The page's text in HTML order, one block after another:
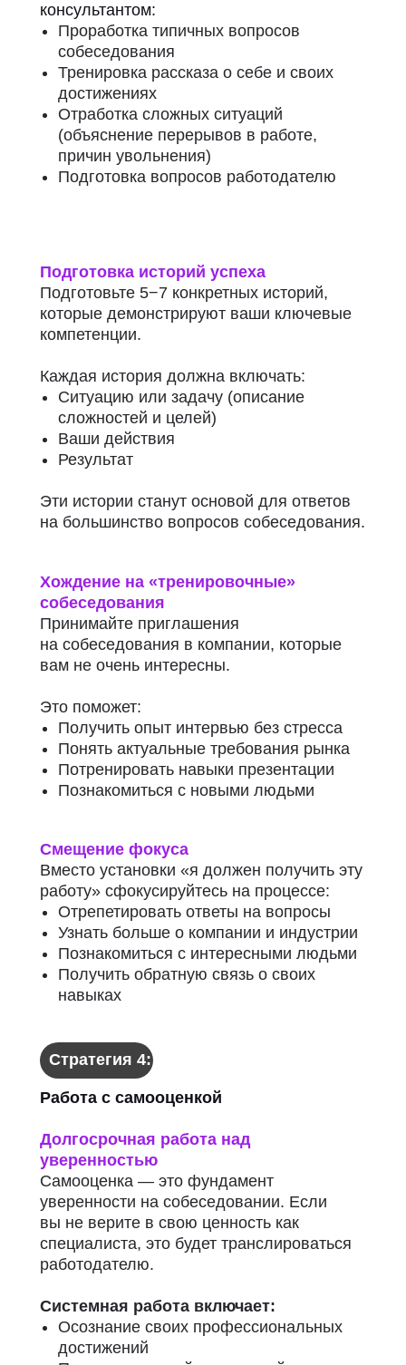
консультантом:
Проработка типичных вопросов
собеседования
Тренировка рассказа о себе и своих
достижениях
Отработка сложных ситуаций
(объяснение перерывов в работе,
причин увольнения)
Подготовка вопросов работодателю
Подготовка историй успеха
Подготовьте 5−7 конкретных историй,
которые демонстрируют ваши ключевые
компетенции.
Каждая история должна включать:
Ситуацию или задачу (описание
сложностей и целей)
Ваши действия
Результат
Эти истории станут основой для ответов
на большинство вопросов собеседования.
Хождение на «тренировочные»
собеседования
Принимайте приглашения
на собеседования в компании, которые
вам не очень интересны.
Это поможет:
Получить опыт интервью без стресса
Понять актуальные требования рынка
Потренировать навыки презентации
Познакомиться с новыми людьми
Смещение фокуса
Вместо установки «я должен получить эту
работу» сфокусируйтесь на процессе:
Отрепетировать ответы на вопросы
Узнать больше о компании и индустрии
Познакомиться с интересными людьми
Получить обратную связь о своих
навыках
Стратегия 4:
Работа с самооценкой
Долгосрочная работа над
уверенностью
Самооценка — это фундамент
уверенности на собеседовании. Если
вы не верите в свою ценность как
специалиста, это будет транслироваться
работодателю.
Системная работа включает:
Осознание своих профессиональных
достижений